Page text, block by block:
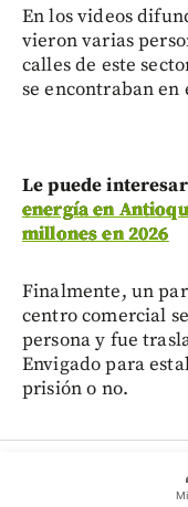
En los videos
vieron varias
calles de este
se encontraban en
Le puede
energía en
millones en 2026
Finalmente, un
centro comercial
persona y fue
Envigado para
prisión o no.